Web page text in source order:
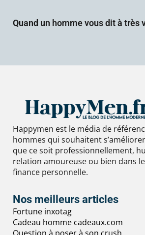
Quand un homme vous dit à très
Happymen est le média de
hommes qui souhaitent
que ce soit professionnellement,
relation amoureuse ou bien dans
finance personnelle.
Nos meilleurs articles
Fortune inxotag
Cadeau homme cadeaux.com